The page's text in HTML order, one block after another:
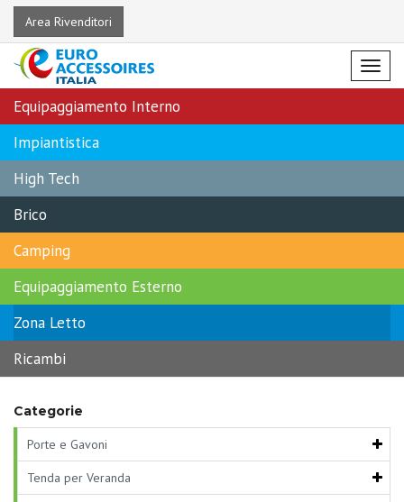
Area Rivenditori
Menu
Equipaggiamento Interno
Impiantistica
High Tech
Brico
Camping
Equipaggiamento Esterno
Zona Letto
Ricambi
Categorie
Porte e Gavoni
Tenda per Veranda